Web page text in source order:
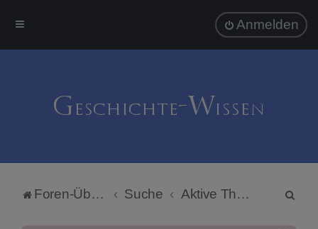
Anmelden
Foren-Übersicht Suche Aktive Themen